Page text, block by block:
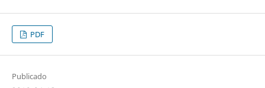
PDF
Publicado